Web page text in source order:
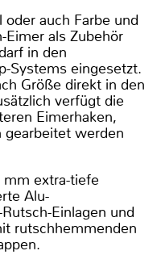
auch Farbe und
Eimer als Zubehör
in den
Systems eingesetzt.
Größe direkt in den
verfügt die
Eimerhaken,
gearbeitet werden
mm extra-tiefe
Alu-
Einlagen und
rutschhemmenden